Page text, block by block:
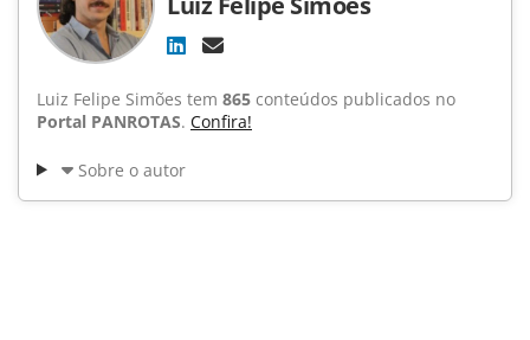
Luiz Felipe Simões tem 865 conteúdos publicados no
Portal PANROTAS. Confira!
Sobre o autor